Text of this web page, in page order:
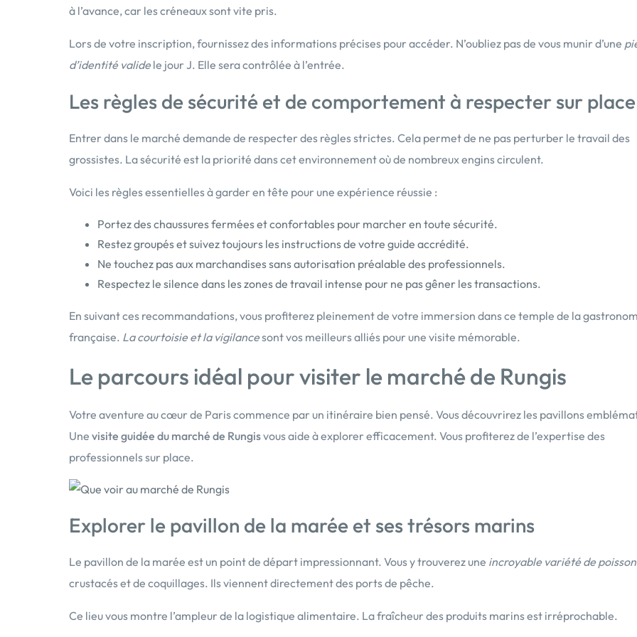
à l’avance, car les créneaux sont vite pris.
Lors de votre inscription, fournissez des informations précises pour accéder. N’oubliez pas de vous munir d’une
d’identité valide le jour J. Elle sera contrôlée à l’entrée.
Les règles de sécurité et de comportement à respecter sur place
Entrer dans le marché demande de respecter des règles strictes. Cela permet de ne pas perturber le travail des
grossistes. La sécurité est la priorité dans cet environnement où de nombreux engins circulent.
Voici les règles essentielles à garder en tête pour une expérience réussie :
Portez des chaussures fermées et confortables pour marcher en toute sécurité.
Restez groupés et suivez toujours les instructions de votre guide accrédité.
Ne touchez pas aux marchandises sans autorisation préalable des professionnels.
Respectez le silence dans les zones de travail intense pour ne pas gêner les transactions.
En suivant ces recommandations, vous profiterez pleinement de votre immersion dans ce temple de la
française. La courtoisie et la vigilancesont vos meilleurs alliés pour une visite mémorable.
Le parcours idéal pour visiter le marché de Rungis
Votre aventure au cœur de Paris commence par un itinéraire bien pensé. Vous découvrirez les pavillons
Une visite guidée du marché de Rungisvous aide à explorer efficacement. Vous profiterez de l’expertise des
professionnels sur place.
Explorer le pavillon de la marée et ses trésors marins
Le pavillon de la marée est un point de départ impressionnant. Vous y trouverez une incroyable variété de
crustacés et de coquillages. Ils viennent directement des ports de pêche.
Ce lieu vous montre l’ampleur de la logistique alimentaire. La fraîcheur des produits marins est irréprochable.